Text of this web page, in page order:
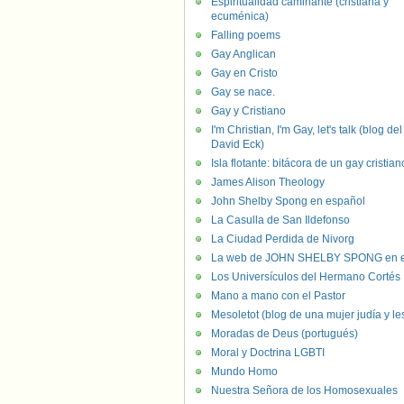
ecuménica)
Falling poems
Gay Anglican
Gay en Cristo
Gay se nace.
Gay y Cristiano
I'm Christian, I'm Gay, let's talk (blog del
David Eck)
Isla flotante: bitácora de un gay
James Alison Theology
John Shelby Spong en español
La Casulla de San Ildefonso
La Ciudad Perdida de Nivorg
La web de JOHN SHELBY SPONG en
Los Universículos del Hermano Cortés
Mano a mano con el Pastor
Mesoletot (blog de una mujer judía y
Moradas de Deus (portugués)
Moral y Doctrina LGBTI
Mundo Homo
Nuestra Señora de los Homosexuales